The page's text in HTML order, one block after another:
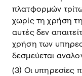
πλατφορμών
χωρίς τη χρήση
αυτές δεν
χρήση των
δεσμεύεται
(3) Οι υπηρεσίες